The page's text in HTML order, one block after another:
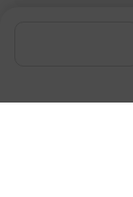
[LG전자] ▶혜택가 139